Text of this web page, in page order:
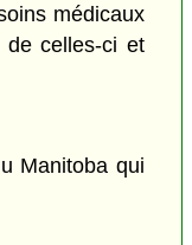
médicaux
de celles-ci et
Manitoba qui